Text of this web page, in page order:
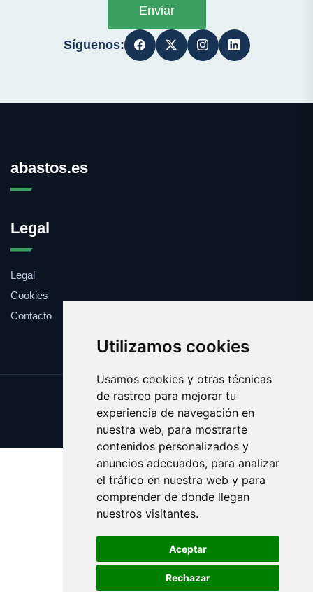
Utilizamos cookies
Usamos cookies y otras técnicas
de rastreo para mejorar tu
experiencia de navegación en
nuestra web, para mostrarte
contenidos personalizados y
anuncios adecuados, para analizar
el tráfico en nuestra web y para
comprender de donde llegan
nuestros visitantes.
Aceptar
Rechazar
Enviar
Síguenos:
abastos.es
Legal
Legal
Cookies
Contacto
Update cookies preferences
Copyright © 2025 abastos.es